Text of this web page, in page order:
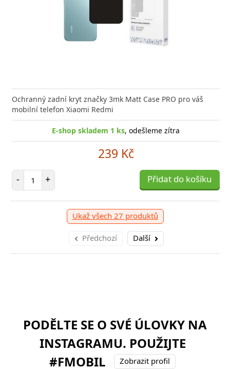
Ochranný zadní kryt značky 3mk Matt Case PRO pro váš
mobilní telefon Xiaomi Redmi
E-shop skladem 1 ks, odešleme zítra
239 Kč
- Počet položek
+ Přidat do košíku
Ukaž všech 27 produktů
Předchozí Další
PODĚLTE SE O SVÉ ÚLOVKY NA
INSTAGRAMU. POUŽIJTE
#FMOBIL
Zobrazit profil